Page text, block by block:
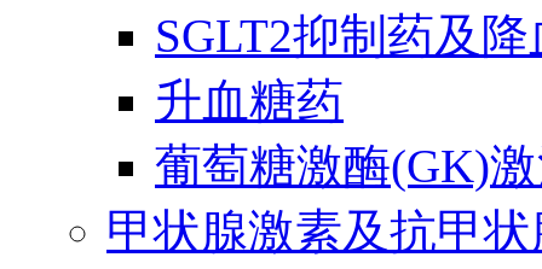
SGLT2抑制药及
升血糖药
葡萄糖激酶(GK)
甲状腺激素及抗甲